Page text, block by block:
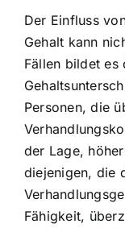
Der Einfluss
Gehalt kann
Fällen bildet es
Personen, die
der Lage,
diejenigen, die
Fähigkeit,